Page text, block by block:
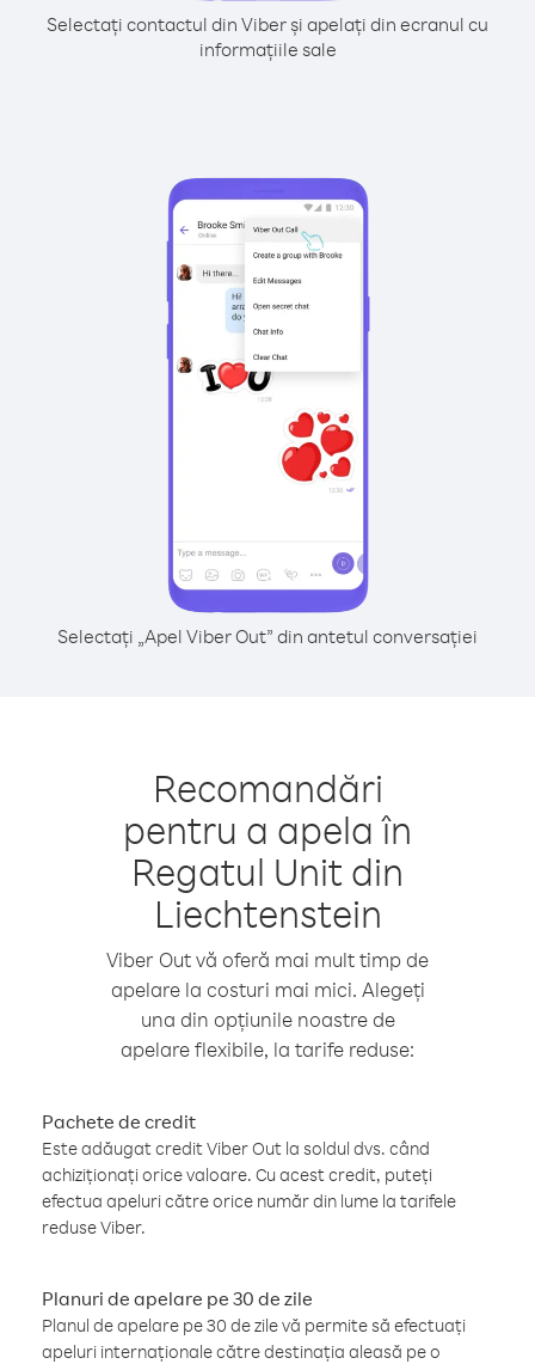
Selectați contactul din Viber și apelați din ecranul cu
informațiile sale
Selectați „Apel Viber Out” din antetul conversației
Recomandări
pentru a apela în
Regatul Unit din
Liechtenstein
Viber Out vă oferă mai mult timp de
apelare la costuri mai mici. Alegeți
una din opțiunile noastre de
apelare flexibile, la tarife reduse:
Pachete de credit
Este adăugat credit Viber Out la soldul dvs. când
achiziționați orice valoare. Cu acest credit, puteți
efectua apeluri către orice număr din lume la tarifele
reduse Viber.
Planuri de apelare pe 30 de zile
Planul de apelare pe 30 de zile vă permite să efectuați
apeluri internaționale către destinația aleasă pe o